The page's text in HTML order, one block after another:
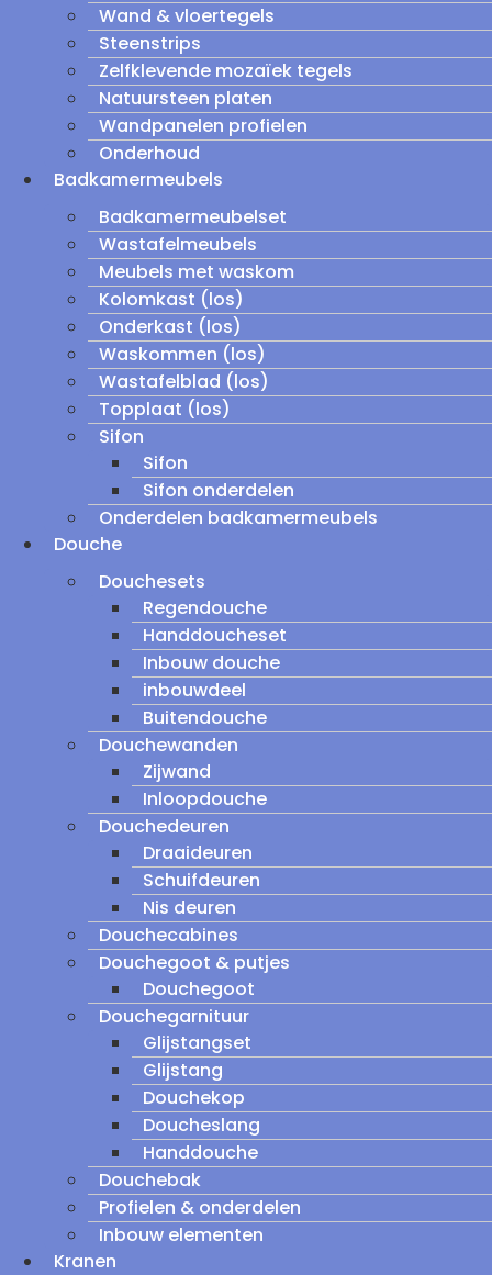
Wand & vloertegels
Steenstrips
Zelfklevende mozaïek tegels
Natuursteen platen
Wandpanelen profielen
Onderhoud
Badkamermeubels
Badkamermeubelset
Wastafelmeubels
Meubels met waskom
Kolomkast (los)
Onderkast (los)
Waskommen (los)
Wastafelblad (los)
Topplaat (los)
Sifon
Sifon
Sifon onderdelen
Onderdelen badkamermeubels
Douche
Douchesets
Regendouche
Handdoucheset
Inbouw douche
inbouwdeel
Buitendouche
Douchewanden
Zijwand
Inloopdouche
Douchedeuren
Draaideuren
Schuifdeuren
Nis deuren
Douchecabines
Douchegoot & putjes
Douchegoot
Douchegarnituur
Glijstangset
Glijstang
Douchekop
Doucheslang
Handdouche
Douchebak
Profielen & onderdelen
Inbouw elementen
Kranen